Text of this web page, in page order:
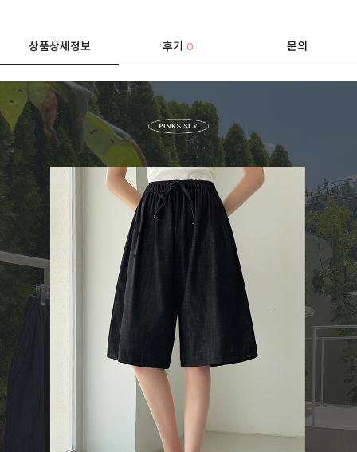
상품상세정보 후기0 문의